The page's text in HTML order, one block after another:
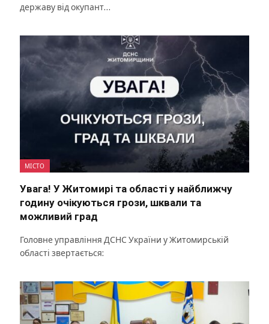
державу від окупант…
МІСТО
Увага! У Житомирі та області у найближчу
годину очікуються грози, шквали та
можливий град
Головне управління ДСНС України у Житомирській
області звертається: